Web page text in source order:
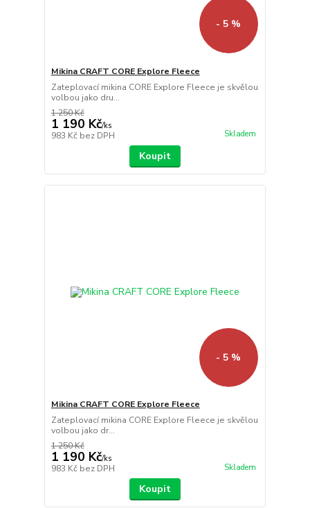
- 5 %
Mikina CRAFT CORE Explore Fleece
Zateplovací mikina CORE Explore Fleece je skvělou
volbou jako dru...
1 250 Kč
1 190 Kč/ks
983 Kč bez DPH Skladem
Koupit
- 5 %
Mikina CRAFT CORE Explore Fleece
Zateplovací mikina CORE Explore Fleece je skvělou
volbou jako dr...
1 250 Kč
1 190 Kč/ks
983 Kč bez DPH Skladem
Koupit